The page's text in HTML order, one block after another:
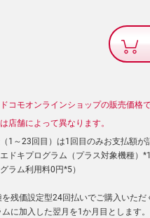
コモオンラインショップの販売価格で
店舗によって異なります。
1～23回目）は1回目のみお支払額が
ドキプログラム（プラス対象機種）
ラム利用料0円*5）
残価設定型24回払いでご購入いただ
に加入した翌月を1か月目とします。